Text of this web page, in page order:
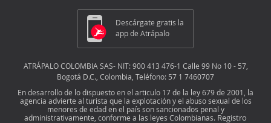
Descárgate gratis la
app de Atrápalo
ATRÁPALO COLOMBIA SAS- NIT: 900 413 476-1 Calle 99 No 10 - 57,
Bogotá D.C., Colombia, Teléfono: 57 1 7460707
En desarrollo de lo dispuesto en el articulo 17 de la ley 679 de 2001, la
agencia advierte al turista que la explotación y el abuso sexual de los
menores de edad en el país son sancionados penal y
administrativamente, conforme a las leyes Colombianas. Registro